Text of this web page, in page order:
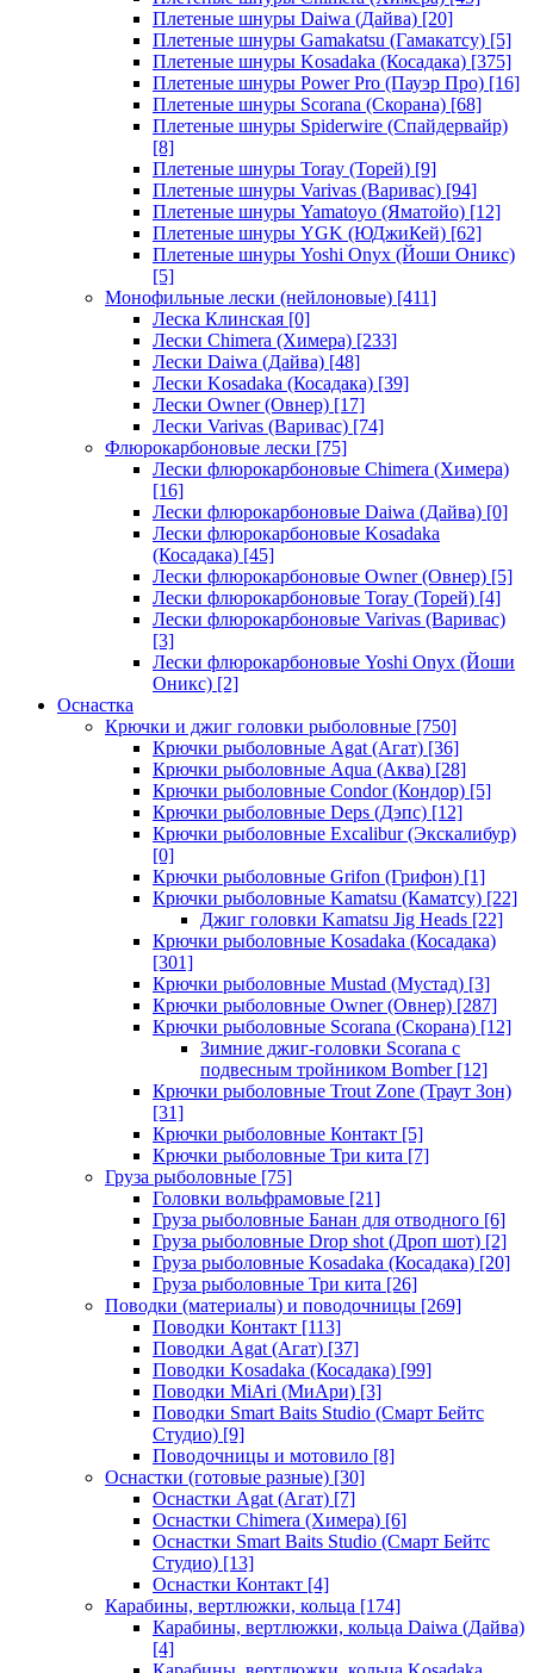
Плетеные шнуры Daiwa (Дайва) [20]
Плетеные шнуры Gamakatsu (Гамакатсу) [5]
Плетеные шнуры Kosadaka (Косадака) [375]
Плетеные шнуры Power Pro (Пауэр Про) [16]
Плетеные шнуры Scorana (Скорана) [68]
Плетеные шнуры Spiderwire (Спайдервайр)
[8]
Плетеные шнуры Toray (Торей) [9]
Плетеные шнуры Varivas (Варивас) [94]
Плетеные шнуры Yamatoyo (Яматойо) [12]
Плетеные шнуры YGK (ЮДжиКей) [62]
Плетеные шнуры Yoshi Onyx (Йоши Оникс)
[5]
Монофильные лески (нейлоновые) [411]
Леска Клинская [0]
Лески Chimera (Химера) [233]
Лески Daiwa (Дайва) [48]
Лески Kosadaka (Косадака) [39]
Лески Owner (Овнер) [17]
Лески Varivas (Варивас) [74]
Флюрокарбоновые лески [75]
Лески флюрокарбоновые Chimera (Химера)
[16]
Лески флюрокарбоновые Daiwa (Дайва) [0]
Лески флюрокарбоновые Kosadaka
(Косадака) [45]
Лески флюрокарбоновые Owner (Овнер) [5]
Лески флюрокарбоновые Toray (Торей) [4]
Лески флюрокарбоновые Varivas (Варивас)
[3]
Лески флюрокарбоновые Yoshi Onyx (Йоши
Оникс) [2]
Оснастка
Крючки и джиг головки рыболовные [750]
Крючки рыболовные Agat (Агат) [36]
Крючки рыболовные Aqua (Аква) [28]
Крючки рыболовные Condor (Кондор) [5]
Крючки рыболовные Deps (Дэпс) [12]
Крючки рыболовные Excalibur (Экскалибур)
[0]
Крючки рыболовные Grifon (Грифон) [1]
Крючки рыболовные Kamatsu (Каматсу) [22]
Джиг головки Kamatsu Jig Heads [22]
Крючки рыболовные Kosadaka (Косадака)
[301]
Крючки рыболовные Mustad (Мустад) [3]
Крючки рыболовные Owner (Овнер) [287]
Крючки рыболовные Scorana (Скорана) [12]
Зимние джиг-головки Scorana с
подвесным тройником Bomber[12]
Крючки рыболовные Trout Zone (Траут Зон)
[31]
Крючки рыболовные Контакт [5]
Крючки рыболовные Три кита [7]
Груза рыболовные [75]
Головки вольфрамовые [21]
Груза рыболовные Банан для отводного [6]
Груза рыболовные Drop shot (Дроп шот) [2]
Груза рыболовные Kosadaka (Косадака) [20]
Груза рыболовные Три кита [26]
Поводки (материалы) и поводочницы [269]
Поводки Контакт [113]
Поводки Agat (Агат) [37]
Поводки Kosadaka (Косадака) [99]
Поводки MiAri (МиАри) [3]
Поводки Smart Baits Studio (Смарт Бейтс
Студио) [9]
Поводочницы и мотовило [8]
Оснастки (готовые разные) [30]
Оснастки Agat (Агат) [7]
Оснастки Chimera (Химера) [6]
Оснастки Smart Baits Studio (Смарт Бейтс
Студио) [13]
Оснастки Контакт [4]
Карабины, вертлюжки, кольца [174]
Карабины, вертлюжки, кольца Daiwa (Дайва)
[4]